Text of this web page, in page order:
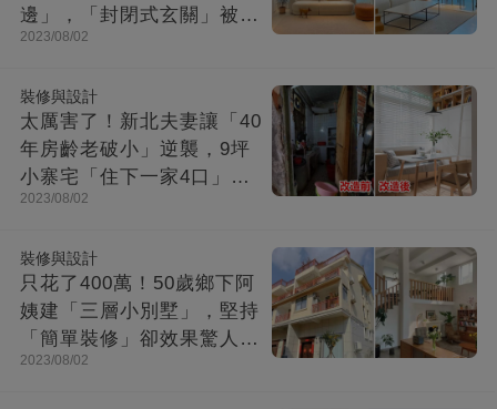
邊」，「封閉式玄關」被贊
爆：這就是夢想中的家！
2023/08/02
裝修與設計
太厲害了！新北夫妻讓「40
年房齡老破小」逆襲，9坪
小寨宅「住下一家4口」，
收納超強超舒適
2023/08/02
裝修與設計
只花了400萬！50歲鄉下阿
姨建「三層小別墅」，堅持
「簡單裝修」卻效果驚人：
一進屋就療愈了
2023/08/02